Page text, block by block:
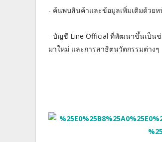
- ค้นพบสินค้าและข้อมูลเพิ่มเติมด้วย
- บัญชี Line Official ที่พัฒนาขึ้นเป็นช่
มาใหม่ และการสาธิตนวัตกรรมต่างๆ